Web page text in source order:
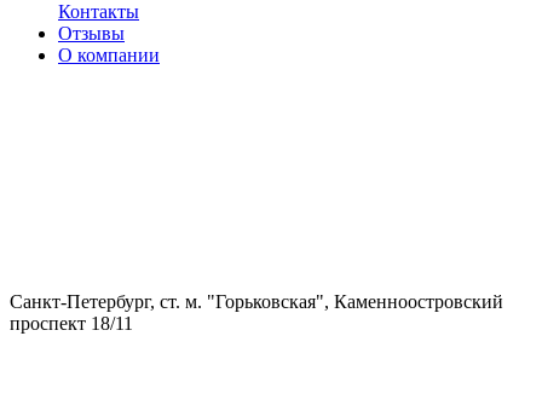
Контакты
Отзывы
О компании
Санкт-Петербург, ст. м. "Горьковская", Каменноостровский
проспект 18/11